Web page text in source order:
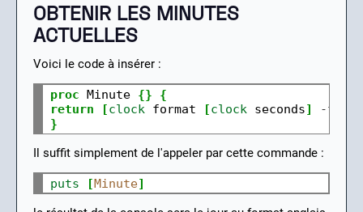
OBTENIR LES MINUTES
ACTUELLES
Voici le code à insérer :
proc Minute {}
{
return
[clock format [clock seconds] -
}
Il suffit simplement de l'appeler par cette commande :
puts [Minute]